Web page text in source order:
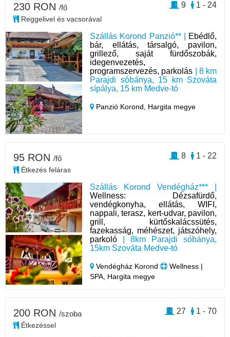
Szállás Korond Panzió** |
Ebédlő,
bár, ellátás, társalgó, pavilon,
grillező, saját fürdőszobák,
idegenvezetés,
programszervezés, parkolás | 8 km
Parajdi sóbánya, 15 km Szováta
sípálya, 15 km Medve-tó
Panzió Korond, Hargita megye
230 RON /fő
Reggelivel és vacsorával
1 - 24
9
Szállás Korond Vendégház*** |
Wellness: Dézsafürdő,
vendégkonyha, ellátás, WIFI,
nappali, terasz, kert-udvar, pavilon,
grill, kürtőskalácssütés,
fazekasság, méhészet, játszóhely,
parkoló | 8km Parajdi sóbánya,
15km Szováta Medve-tó
Vendégház Korond
Wellness |
SPA, Hargita megye
95 RON /fő
Étkezés feláras
1 - 22
8
200 RON /szoba
Étkezéssel
1 - 70
27